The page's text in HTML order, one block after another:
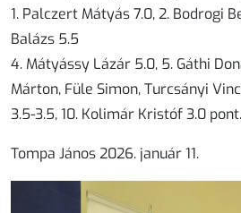
1. Palczert Mátyás 7.0, 2. Bodrogi
Balázs 5.5
4. Mátyássy Lázár 5.0, 5. Gáthi
Márton, Füle Simon, Turcsányi
3.5-3.5, 10. Kolimár Kristóf 3.0 pont.
Tompa János 2026. január 11.